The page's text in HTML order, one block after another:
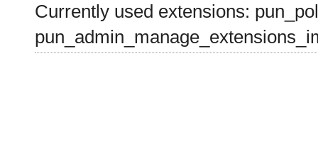
Currently used extensions: